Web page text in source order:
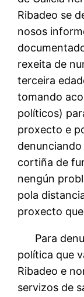
Ribadeo se
nosos
rexeita de
terceira
tomando
políticos)
proxecto e
cortiña de
nengún
pola
proxecto
Para
política que
Ribadeo e
servizos de